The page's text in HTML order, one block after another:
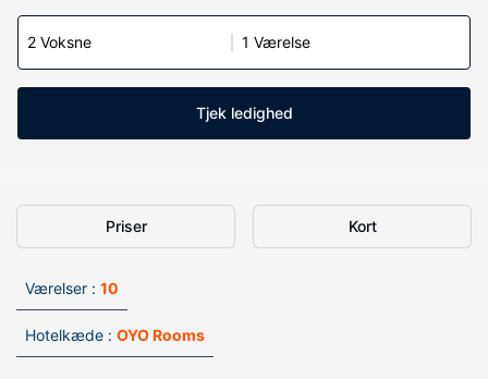
2 Voksne 1 Værelse
Tjek ledighed
Priser Kort
Værelser : 10
Hotelkæde : OYO Rooms